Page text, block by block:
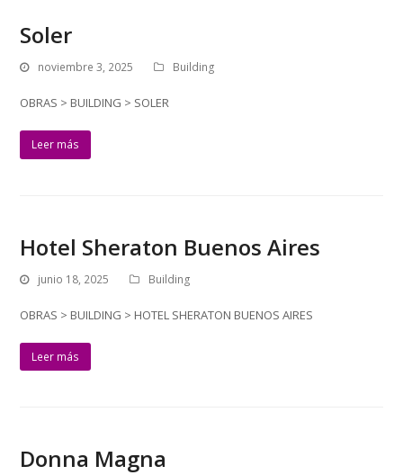
Soler
noviembre 3, 2025 Building
OBRAS > BUILDING > SOLER
Leer más
Hotel Sheraton Buenos Aires
junio 18, 2025 Building
OBRAS > BUILDING > HOTEL SHERATON BUENOS AIRES
Leer más
Donna Magna